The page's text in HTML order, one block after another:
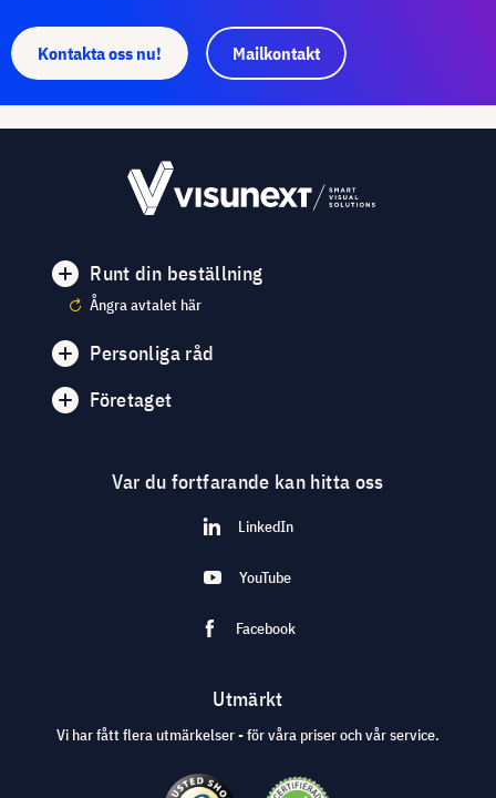
Kontakta oss nu! Mailkontakt
Runt din beställning
Ångra avtalet här
Personliga råd
Företaget
Var du fortfarande kan hitta oss
LinkedIn
YouTube
Facebook
Utmärkt
Vi har fått flera utmärkelser - för våra priser och vår service.